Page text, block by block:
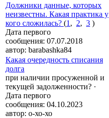
Должники данные, которых
неизвестны. Какая практика у
кого сложилась? (1 , 2, 3 )
Дата первого
сообщения: 07.07.2018
автор: barabashka84
Какая очередность списания
долга
при наличии просуженной и
текущей задолженности? ·
Дата первого
сообщения: 04.10.2023
автор: о-хо-хо